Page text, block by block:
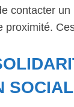
contacter
proximité.